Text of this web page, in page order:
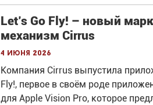
Let’s Go Fly! – новый
механизм Cirrus
4 июня 2026
Компания Cirrus выпустила
Fly!, первое в своём роде
для Apple Vision Pro, которое